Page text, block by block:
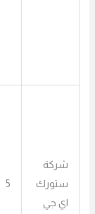
شركة
ستورك
اي جي
5